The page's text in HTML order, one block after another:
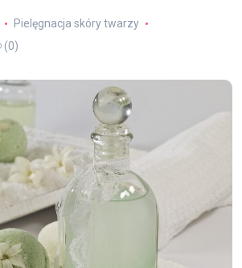
Pielęgnacja skóry twarzy
(0)